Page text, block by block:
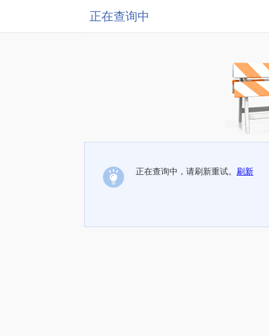
正在查询中
正在查询中，请刷新重试。 刷新